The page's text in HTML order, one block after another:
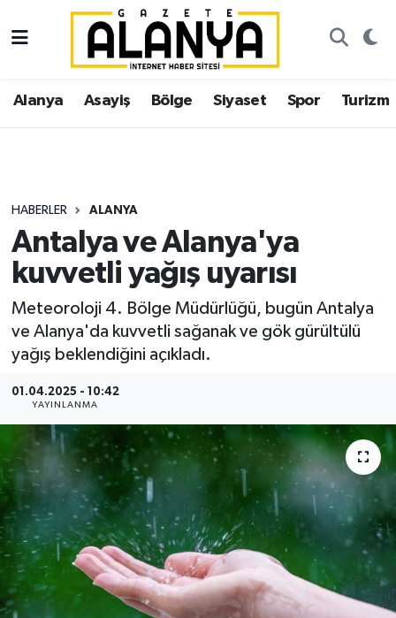
Alanya Asayiş Bölge Siyaset Spor Turizm
HABERLER ALANYA
Antalya ve Alanya'ya
kuvvetli yağış uyarısı
Meteoroloji 4. Bölge Müdürlüğü, bugün Antalya
ve Alanya'da kuvvetli sağanak ve gök gürültülü
yağış beklendiğini açıkladı.
01.04.2025 - 10:42
YAYINLANMA
Alanya
Asayiş
Siyaset
Spor
Ekonomi
İstanbul Nöbetçi Eczaneler
İstanbul Hava Durumu
Süper Lig Puan Durumu ve Fikstür
Tüm Manşetler
Son Dakika Haberleri
Haber Arşivi